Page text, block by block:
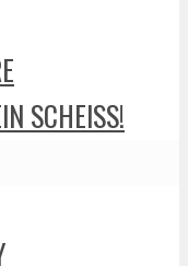
SCHEISS!